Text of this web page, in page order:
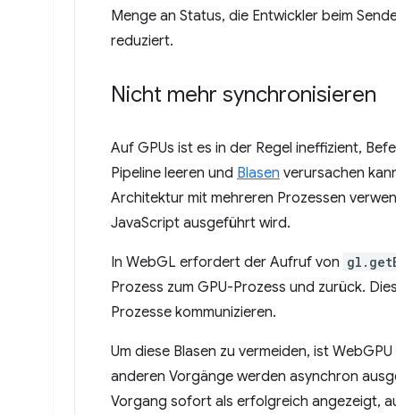
Menge an Status, die Entwickler beim
reduziert.
Nicht mehr synchronisieren
Auf GPUs ist es in der Regel ineffizient,
Pipeline leeren und Blasen verursachen
Architektur mit mehreren Prozessen
JavaScript ausgeführt wird.
In WebGL erfordert der Aufruf von
Prozess zum GPU-Prozess und zurück.
Prozesse kommunizieren.
Um diese Blasen zu vermeiden, ist
anderen Vorgänge werden asynchron
Vorgang sofort als erfolgreich angezeigt,